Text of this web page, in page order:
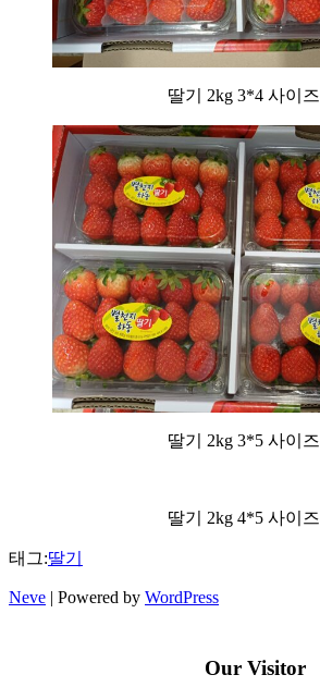
딸기 2kg 3*4 사이즈
딸기 2kg 3*5 사이즈
딸기 2kg 4*5 사이즈
태그:딸기
Neve | Powered by WordPress
Our Visitor